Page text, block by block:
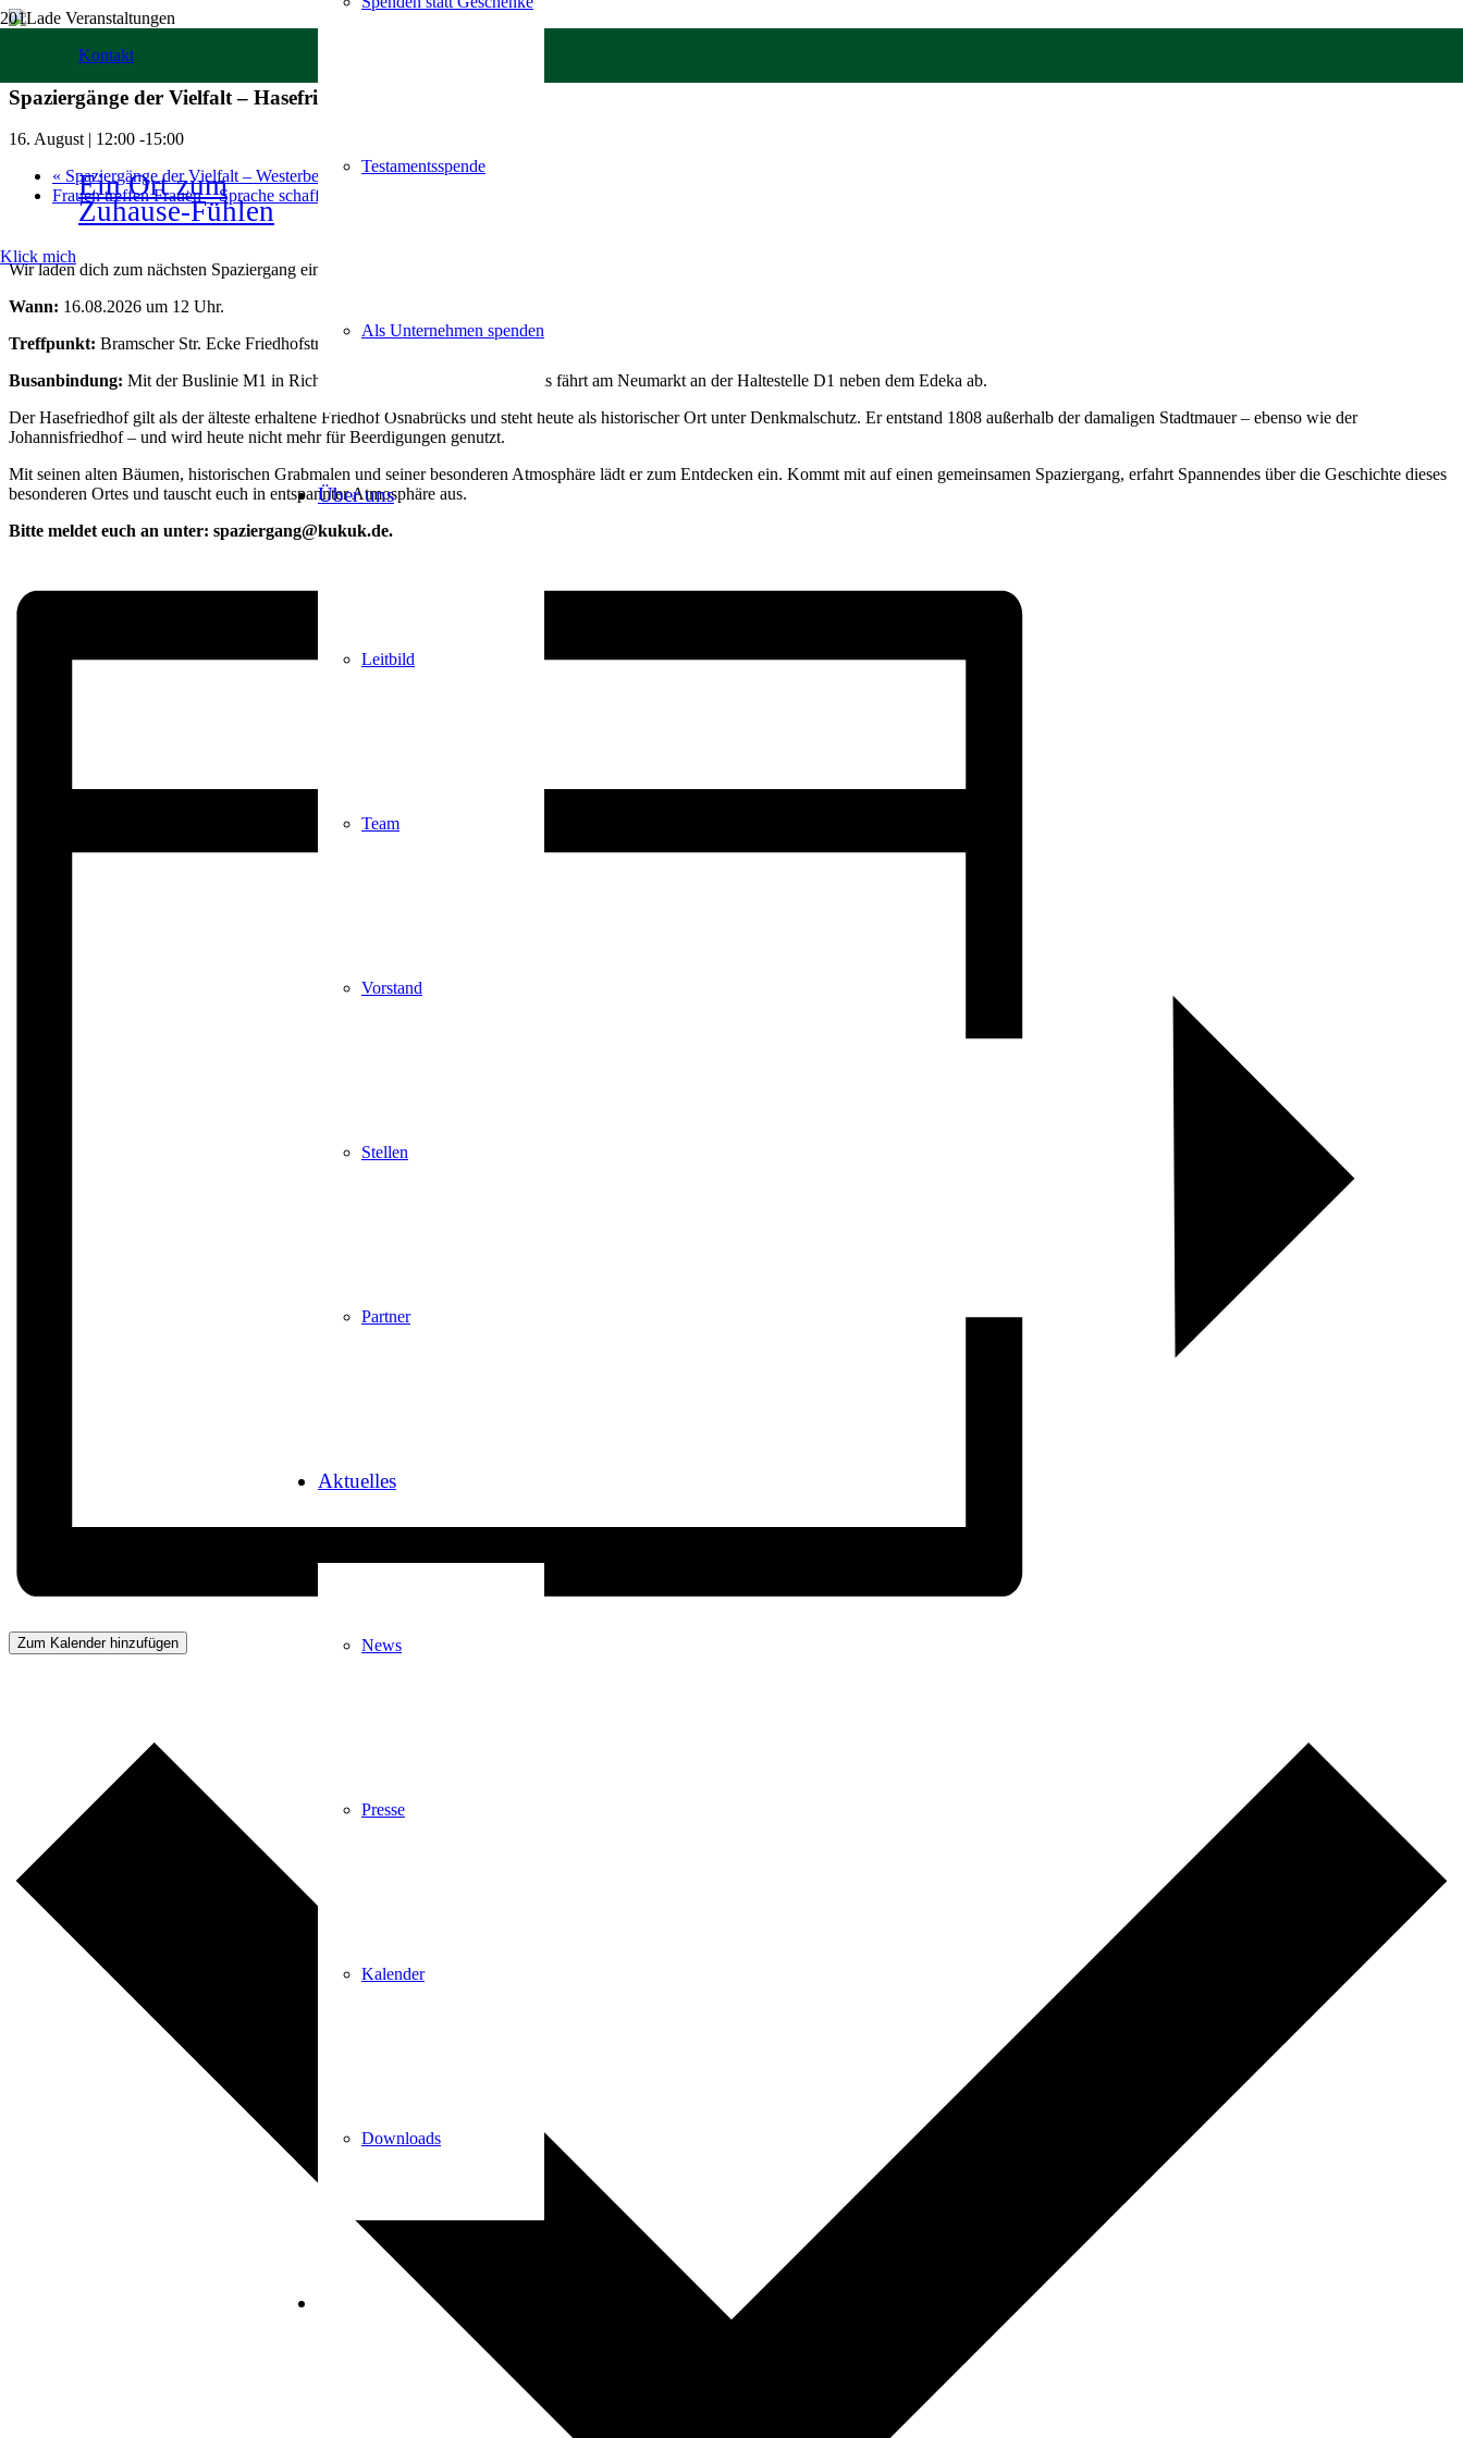
Kontakt
Ein Ort zum
Zuhause-Fühlen
Testamentsspende
Als Unternehmen spenden
Über uns
Leitbild
Team
Vorstand
Stellen
Partner
Aktuelles
News
Presse
Kalender
Downloads
Klick mich
« Alle Veranstaltungen
Spaziergänge der Vielfalt – Hasefriedhof
16. August | 12:00 -15:00
« Spaziergänge der Vielfalt – Westerberg: Natur, Kultur und Geschichte
Frauen treffen Frauen – Sprache schafft Vertrauen
Wir laden dich zum nächsten Spaziergang ein!
Wann: 16.08.2026 um 12 Uhr.
Treffpunkt: Bramscher Str. Ecke Friedhofstraße.
Busanbindung: Mit der Buslinie M1 in Richtung Haste erreichbar. Dieser Bus fährt am Neumarkt an der Haltestelle D1 neben dem Edeka ab.
Der Hasefriedhof gilt als der älteste erhaltene Friedhof Osnabrücks und steht heute als historischer Ort unter Denkmalschutz. Er entstand 1808 außerhalb der damaligen Stadtmauer – ebenso wie der
Johannisfriedhof – und wird heute nicht mehr für Beerdigungen genutzt.
Mit seinen alten Bäumen, historischen Grabmalen und seiner besonderen Atmosphäre lädt er zum Entdecken ein. Kommt mit auf einen gemeinsamen Spaziergang, erfahrt Spannendes über die Geschichte dieses
besonderen Ortes und tauscht euch in entspannter Atmosphäre aus.
Bitte meldet euch an unter: spaziergang@kukuk.de.
Zum Kalender hinzufügen